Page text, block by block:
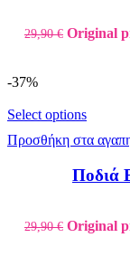
29,90€ Original
-37%
Select options
Προσθήκη στα
Ποδιά
29,90€ Original